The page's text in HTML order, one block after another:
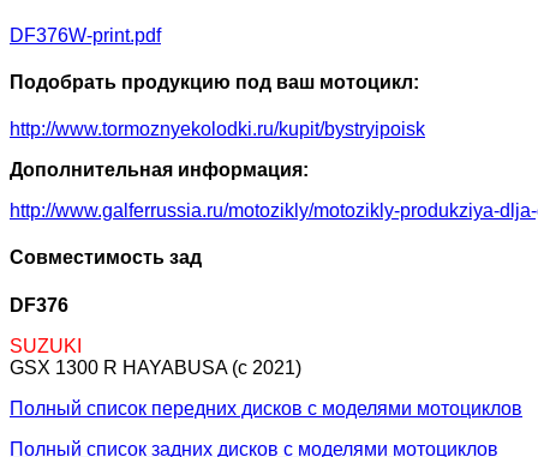
DF376W-print.pdf
Подобрать продукцию под ваш мотоцикл:
http://www.tormoznyekolodki.ru/kupit/bystryipoisk
Дополнительная информация:
http://www.galferrussia.ru/motozikly/motozikly-produkziya-
Совместимость зад
DF376
SUZUKI
GSX 1300 R HAYABUSA (c 2021)
Полный список передних дисков с моделями мотоциклов
Полный список задних дисков с моделями мотоциклов